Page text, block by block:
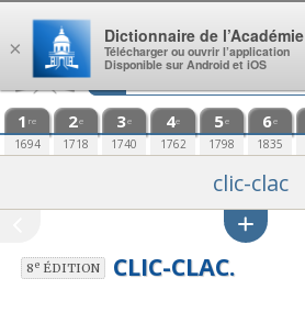
Aller au contenu
1 re
1694
2e
1718
3e
1740
4e
1762
5e
1798
6e
1835
clic-clac
8eÉDITION CLIC-CLAC.
×
Dictionnaire de l’Académie
Télécharger ou ouvrir l’application
Disponible sur Android et iOS